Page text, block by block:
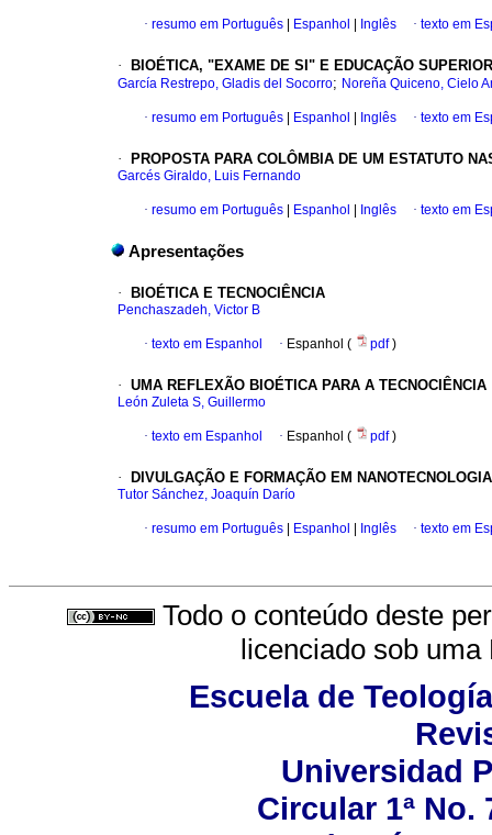
· resumo em Português Espanhol Inglês · texto em
· BIOÉTICA, "EXAME DE SI" E EDUCAÇÃO SUPERIOR
García Restrepo, Gladis del Socorro; Noreña Quiceno, Cielo
· resumo em Português Espanhol Inglês · texto em
· PROPOSTA PARA COLÔMBIA DE UM ESTATUTO
Garcés Giraldo, Luis Fernando
· resumo em Português Espanhol Inglês · texto em
Apresentações
· BIOÉTICA E TECNOCIÊNCIA
Penchaszadeh, Victor B
· texto em Espanhol · Espanhol ( pdf)
· UMA REFLEXÃO BIOÉTICA PARA A TECNOCIÊNCIA
León Zuleta S, Guillermo
· texto em Espanhol · Espanhol ( pdf)
· DIVULGAÇÃO E FORMAÇÃO EM NANOTECNOLOGIA
Tutor Sánchez, Joaquín Darío
· resumo em Português Espanhol Inglês · texto em
Todo o conteúdo deste
licenciado sob uma
Escuela de
Universidad
Circular 1ª No.